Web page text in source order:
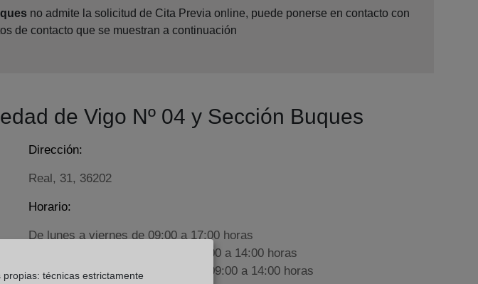
no admite la solicitud de Cita Previa online, puede ponerse en contacto con
de contacto que se muestran a continuación
de Vigo Nº 04 y Sección Buques
Dirección:
Real, 31, 36202
Horario:
De lunes a viernes de 09:00 a 17:00 horas
Agosto: De lunes a viernes de 09:00 a 14:00 horas
Los días 24 y 31 de diciembre de 09:00 a 14:00 horas
técnicas estrictamente